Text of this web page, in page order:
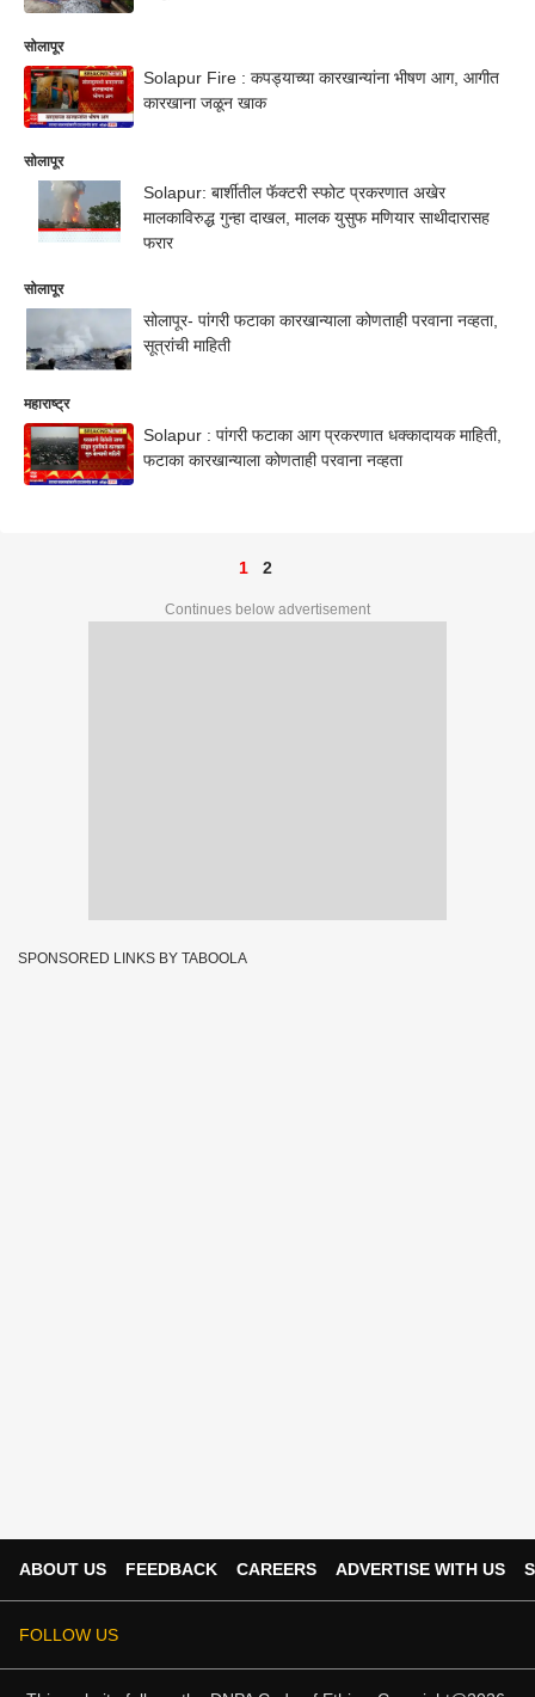
सोलापूर
Solapur Fire : कपड्याच्या कारखान्यांना भीषण आग, आगीत
कारखाना जळून खाक
सोलापूर
Solapur: बार्शीतील फॅक्टरी स्फोट प्रकरणात अखेर
मालकाविरुद्ध गुन्हा दाखल, मालक युसुफ मणियार साथीदारासह
फरार
सोलापूर
सोलापूर- पांगरी फटाका कारखान्याला कोणताही परवाना नव्हता,
सूत्रांची माहिती
महाराष्ट्र
Solapur : पांगरी फटाका आग प्रकरणात धक्कादायक माहिती,
फटाका कारखान्याला कोणताही परवाना नव्हता
1 2
Continues below advertisement
SPONSORED LINKS BY TABOOLA
ABOUT US FEEDBACK CAREERS ADVERTISE WITH US
FOLLOW US